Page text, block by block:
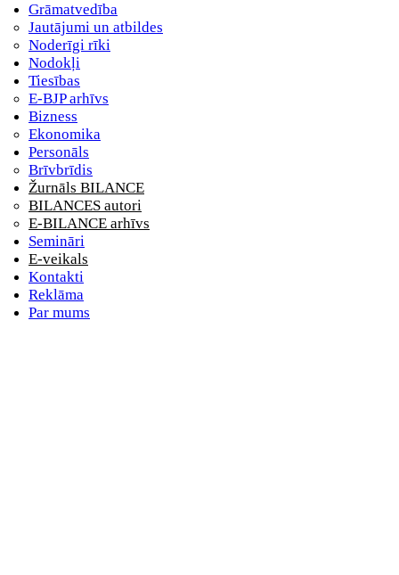
Grāmatvedība
Jautājumi un atbildes
Noderīgi rīki
Nodokļi
Tiesības
E-BJP arhīvs
Bizness
Ekonomika
Personāls
Brīvbrīdis
Žurnāls BILANCE
BILANCES autori
E-BILANCE arhīvs
Semināri
E-veikals
Kontakti
Reklāma
Par mums